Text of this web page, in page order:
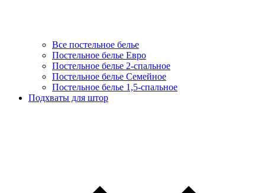
Все постельное белье
Постельное белье Евро
Постельное белье 2-спальное
Постельное белье Семейное
Постельное белье 1,5-спальное
Подхваты для штор